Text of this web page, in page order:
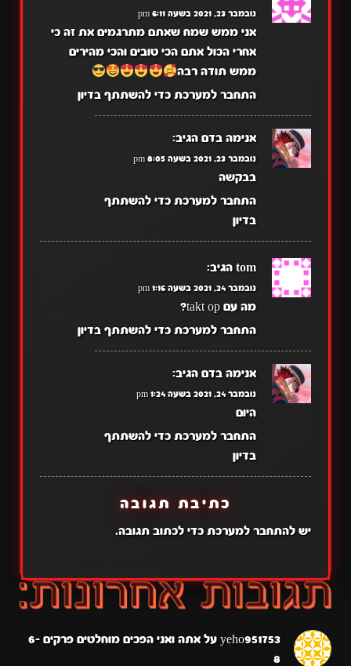
נובמבר 23, 2021 בשעה 6:11 pm
אני ממש שמח שאתם מתרגמים את זה כי
אחרי הכול אתם הכי טובים והכי מהירים
ממש תודה רבה
התחבר למערכת כדי להשתתף בדיון
אנימה בדם הגיב:
נובמבר 23, 2021 בשעה 8:05 pm
בבקשה
התחבר למערכת כדי להשתתף
בדיון
tom הגיב:
נובמבר 24, 2021 בשעה 1:16 pm
מה עם takt op?
התחבר למערכת כדי להשתתף בדיון
אנימה בדם הגיב:
נובמבר 24, 2021 בשעה 1:24 pm
היום
התחבר למערכת כדי להשתתף
בדיון
כתיבת תגובה
יש להתחבר למערכתכדי לכתוב תגובה.
yeho951753 על
אתה ואני הפכים מוחלטים פרקים 6-
8